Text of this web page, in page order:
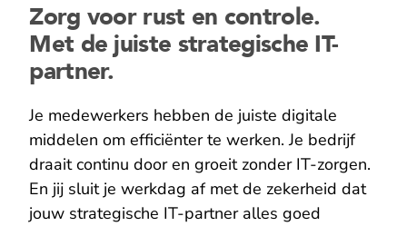
Zorg voor rust en controle.
Met de juiste strategische IT-
partner.
Je medewerkers hebben de juiste digitale
middelen om efficiënter te werken. Je bedrijf
draait continu door en groeit zonder IT-zorgen.
En jij sluit je werkdag af met de zekerheid dat
jouw strategische IT-partner alles goed